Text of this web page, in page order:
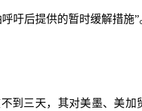
吁后提供的暂时缓解措施”
到三天，其对美墨、美